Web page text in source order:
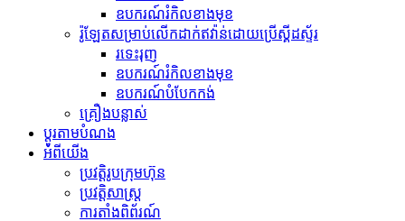
ឧបករណ៍​រំកិល​ខាងមុខ
រ៉ូឡែតសម្រាប់លើកដាក់ឥវ៉ាន់ដោយប្រើស្គីដស្ទ័រ
រទេះរុញ
ឧបករណ៍​រំកិល​ខាងមុខ
ឧបករណ៍​បំបែក​កង់
គ្រឿងបន្លាស់
ប្ដូរតាមបំណង
អំពីយើង
ប្រវត្តិរូបក្រុមហ៊ុន
ប្រវត្តិសាស្ត្រ
ការតាំងពិព័រណ៍